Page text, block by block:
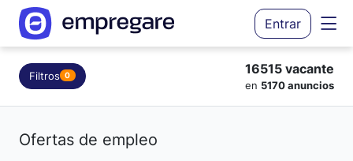
Entrar
Filtros 0 16515 vacante
en 5170 anuncios
Ofertas de empleo